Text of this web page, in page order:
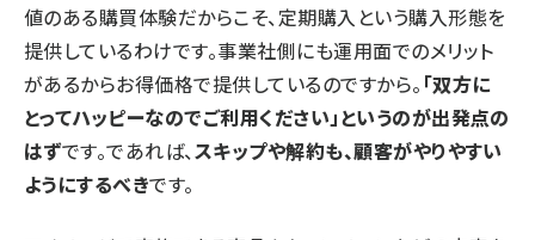
値のある購買体験だからこそ、定期購入という購入形態を
提供しているわけです。事業社側にも運用面でのメリット
があるからお得価格で提供しているのですから。 「双方に
とってハッピーなのでご利用ください」というのが出発点の
はずです。であれば、スキップや解約も、顧客がやりやすい
ようにするべきです。